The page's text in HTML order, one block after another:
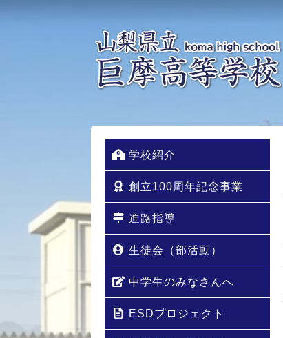
学校紹介
創立100周年記念事業
進路指導
生徒会（部活動）
中学生のみなさんへ
ESDプロジェクト